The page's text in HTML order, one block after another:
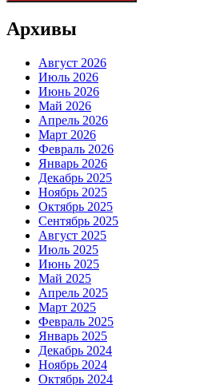
Архивы
Август 2026
Июль 2026
Июнь 2026
Май 2026
Апрель 2026
Март 2026
Февраль 2026
Январь 2026
Декабрь 2025
Ноябрь 2025
Октябрь 2025
Сентябрь 2025
Август 2025
Июль 2025
Июнь 2025
Май 2025
Апрель 2025
Март 2025
Февраль 2025
Январь 2025
Декабрь 2024
Ноябрь 2024
Октябрь 2024